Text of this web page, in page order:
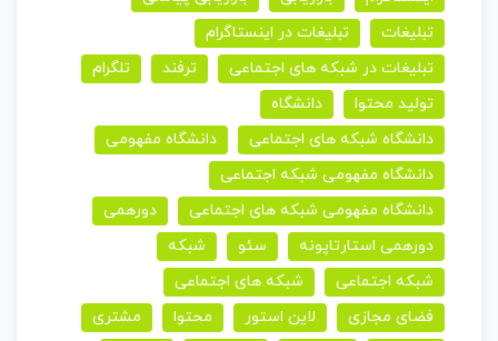
تبلیغات
تبلیغات در اینستاگرام
تبلیغات در شبکه های اجتماعی
ترفند
تلگرام
تولید محتوا
دانشگاه
دانشگاه شبکه های اجتماعی
دانشگاه مفهومی
دانشگاه مفهومی شبکه اجتماعی
دانشگاه مفهومی شبکه های اجتماعی
دورهمی
دورهمی استارتاپونه
سئو
شبکه
شبکه اجتماعی
شبکه های اجتماعی
فضای مجازی
لاین استور محتوا
مشتری